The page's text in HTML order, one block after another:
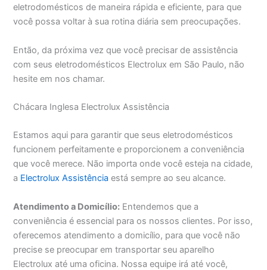
eletrodomésticos de maneira rápida e eficiente, para que
você possa voltar à sua rotina diária sem preocupações.
Então, da próxima vez que você precisar de assistência
com seus eletrodomésticos Electrolux em São Paulo, não
hesite em nos chamar.
Chácara Inglesa Electrolux Assistência
Estamos aqui para garantir que seus eletrodomésticos
funcionem perfeitamente e proporcionem a conveniência
que você merece. Não importa onde você esteja na cidade,
a Electrolux Assistência está sempre ao seu alcance.
Atendimento a Domicílio: Entendemos que a
conveniência é essencial para os nossos clientes. Por isso,
oferecemos atendimento a domicílio, para que você não
precise se preocupar em transportar seu aparelho
Electrolux até uma oficina. Nossa equipe irá até você,